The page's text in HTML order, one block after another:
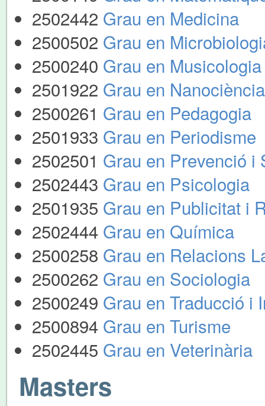
2502442 Grau en Medicina
2500502 Grau en
2500240 Grau en Musicologia
2501922 Grau en
2500261 Grau en Pedagogia
2501933 Grau en Periodisme
2502501 Grau en Prevenció i
2502443 Grau en Psicologia
2501935 Grau en Publicitat i
2502444 Grau en Química
2500258 Grau en Relacions
2500262 Grau en Sociologia
2500249 Grau en Traducció i
2500894 Grau en Turisme
2502445 Grau en Veterinària
Masters